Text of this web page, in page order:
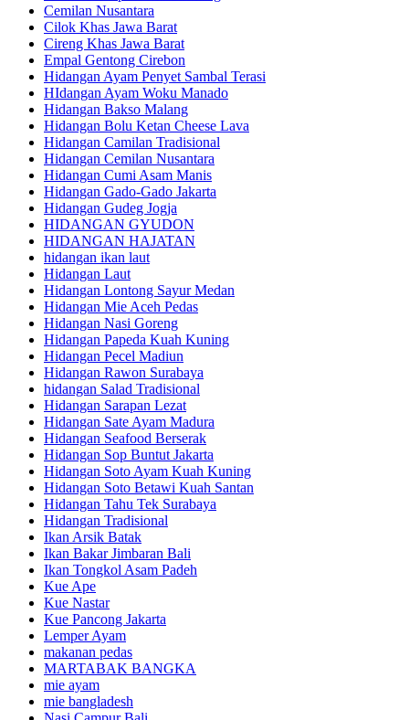
Cemilan Nusantara
Cilok Khas Jawa Barat
Cireng Khas Jawa Barat
Empal Gentong Cirebon
Hidangan Ayam Penyet Sambal Terasi
HIdangan Ayam Woku Manado
Hidangan Bakso Malang
Hidangan Bolu Ketan Cheese Lava
Hidangan Camilan Tradisional
Hidangan Cemilan Nusantara
Hidangan Cumi Asam Manis
Hidangan Gado-Gado Jakarta
Hidangan Gudeg Jogja
HIDANGAN GYUDON
HIDANGAN HAJATAN
hidangan ikan laut
Hidangan Laut
Hidangan Lontong Sayur Medan
Hidangan Mie Aceh Pedas
Hidangan Nasi Goreng
Hidangan Papeda Kuah Kuning
Hidangan Pecel Madiun
Hidangan Rawon Surabaya
hidangan Salad Tradisional
Hidangan Sarapan Lezat
Hidangan Sate Ayam Madura
Hidangan Seafood Berserak
Hidangan Sop Buntut Jakarta
Hidangan Soto Ayam Kuah Kuning
Hidangan Soto Betawi Kuah Santan
Hidangan Tahu Tek Surabaya
Hidangan Tradisional
Ikan Arsik Batak
Ikan Bakar Jimbaran Bali
Ikan Tongkol Asam Padeh
Kue Ape
Kue Nastar
Kue Pancong Jakarta
Lemper Ayam
makanan pedas
MARTABAK BANGKA
mie ayam
mie bangladesh